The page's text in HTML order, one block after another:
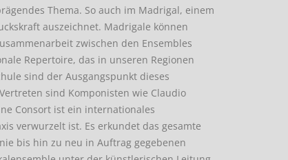
Thema. So auch im Madrigal, einem
auszeichnet. Madrigale können
zwischen den Ensembles
Repertoire, das in unseren Regionen
sind der Ausgangspunkt dieses
sind Komponisten wie Claudio
Consort ist ein internationales
verwurzelt ist. Es erkundet das gesamte
bis hin zu neu in Auftrag gegebenen